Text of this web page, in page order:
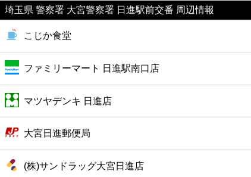
ショッピング
公共
病院
埼玉県 警察署 大宮警察署 日進駅前交番 周辺情報
こじか食堂
ファミリーマート 日進駅南口店
マツヤデンキ 日進店
大宮日進郵便局
(株)サンドラッグ大宮日進店